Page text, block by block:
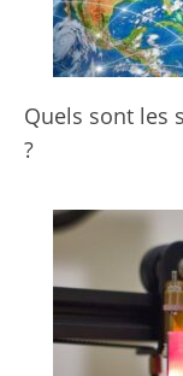
Quels sont les
?